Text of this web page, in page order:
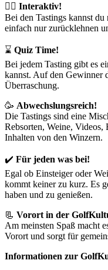
🙋‍♀️ Interaktiv!
Bei den Tastings kannst
einfach nur zurücklehnen
⌛️ Quiz Time!
Bei jedem Tasting gibt es
kannst. Auf den Gewinner
Überraschung.
🥳 Abwechslungsreich!
Die Tastings sind eine
Rebsorten, Weine,
Inhalten von den Winzern.
✔️ Für jeden was bei!
Egal ob Einsteiger oder
kommt keiner zu kurz. Es
haben und zu genießen.
📃 Vorort in der
Am meinsten Spaß macht
Vorort und sorgt für
Informationen zur